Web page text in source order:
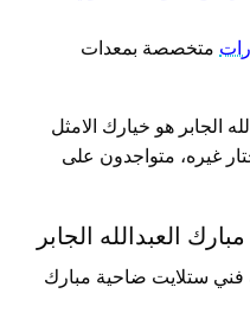
متخصصة بمعدات
الجابر هو خيارك الامثل
غيره، متواجدون على
العبدالله الجابر
ستلايت ضاحية مبارك